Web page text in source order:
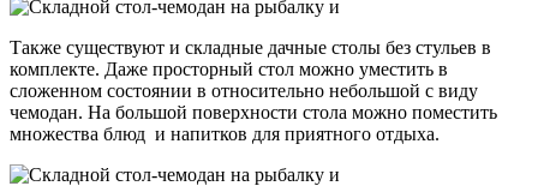
Также существуют и складные дачные столы без стульев в
комплекте. Даже просторный стол можно уместить в
сложенном состоянии в относительно небольшой с виду
чемодан. На большой поверхности стола можно поместить
множества блюд и напитков для приятного отдыха.